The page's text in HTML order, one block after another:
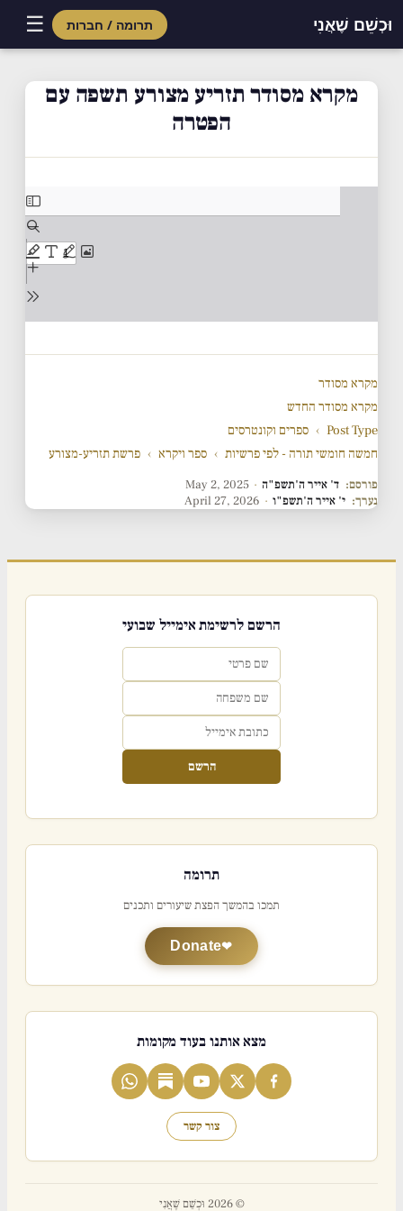
וּכְשֵׁם שֶׁאֲנִי תרומה / חברות ☰
contentמקרא מסודר תזריע מצורע תשפה עם
הפטרה
מקרא מסודר
מקרא מסודר החדש
Post Type
› ספרים וקונטרסים
חמשה חומשי תורה - לפי פרשיות › ספר ויקרא › פרשת תזריע-מצורע
פורסם: ד' אייר ה'תשפ"ה ·
May 2, 2025
נערך: י' אייר ה'תשפ"ו ·
April 27, 2026
הרשם לרשימת אימייל שבועי
הרשם
תרומה
תמכו בהמשך הפצת שיעורים ותכנים
Donate
מצא אותנו בעוד מקומות
צור קשר
© 2026 וּכְשֵׁם שֶׁאֲנִי